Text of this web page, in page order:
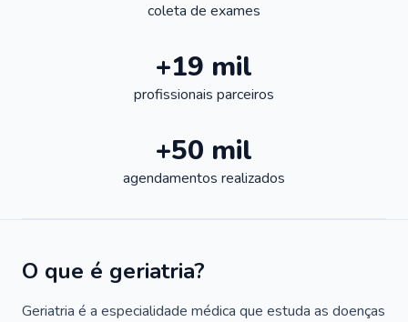
coleta de exames
+19 mil
profissionais parceiros
+50 mil
agendamentos realizados
O que é geriatria?
Geriatria é a especialidade médica que estuda as doenças